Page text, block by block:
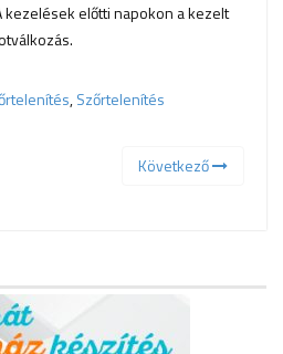
előtti napokon a kezelt
,Szőrtelenítés
Következő